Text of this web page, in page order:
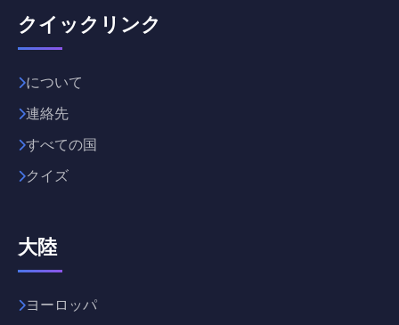
クイックリンク
について
連絡先
すべての国
クイズ
大陸
ヨーロッパ